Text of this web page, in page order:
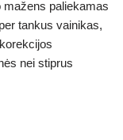
mažens paliekamas
tankus vainikas,
nei stiprus